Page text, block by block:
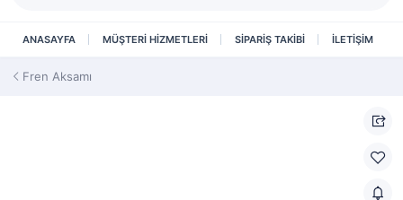
ANASAYFA MÜŞTERİ HİZMETLERİ SİPARİŞ TAKİBİ İLETİŞİM
Fren Aksamı